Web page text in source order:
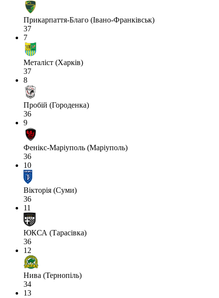
Прикарпаття-Благо (Івано-Франківськ)
37
7
Металіст (Харків)
37
8
Пробій (Городенка)
36
9
Фенікс-Маріуполь (Маріуполь)
36
10
Вікторія (Суми)
36
11
ЮКСА (Тарасівка)
36
12
Нива (Тернопіль)
34
13